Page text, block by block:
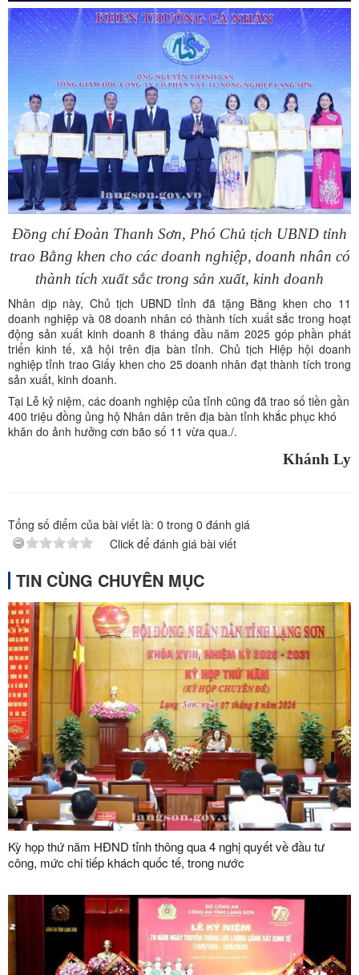
Đồng chí Đoàn Thanh Sơn, Phó Chủ tịch UBND tỉnh
trao Bằng khen cho các doanh nghiệp, doanh nhân có
thành tích xuất sắc trong sản xuất, kinh doanh
Nhân dịp này, Chủ tịch UBND tỉnh đã tặng Bằng khen cho 11
doanh nghiệp và 08 doanh nhân có thành tích xuất sắc trong hoạt
động sản xuất kinh doanh 8 tháng đầu năm 2025 góp phần phát
triển kinh tế, xã hội trên địa bàn tỉnh. Chủ tịch Hiệp hội doanh
nghiệp tỉnh trao Giấy khen cho 25 doanh nhân đạt thành tích trong
sản xuất, kinh doanh.
Tại Lễ kỷ niệm, các doanh nghiệp của tỉnh cũng đã trao số tiền gần
400 triệu đồng ủng hộ Nhân dân trên địa bàn tỉnh khắc phục khó
khăn do ảnh hưởng cơn bão số 11 vừa qua./.
Khánh Ly
Tổng số điểm của bài viết là: 0 trong 0 đánh giá
Click để đánh giá bài viết
TIN CÙNG CHUYÊN MỤC
Kỳ họp thứ năm HĐND tỉnh thông qua 4 nghị quyết về đầu tư
công, mức chi tiếp khách quốc tế, trong nước